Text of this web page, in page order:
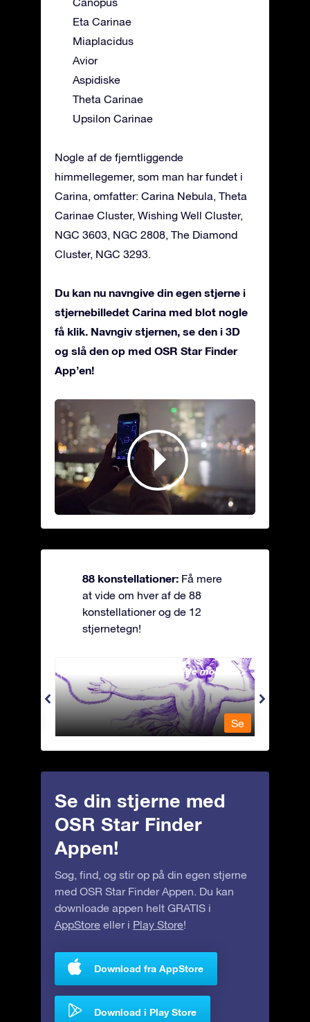
Eta Carinae
Miaplacidus
Avior
Aspidiske
Theta Carinae
Upsilon Carinae
Nogle af de fjerntliggende
himmellegemer, som man har fundet i
Carina, omfatter: Carina Nebula, Theta
Carinae Cluster, Wishing Well Cluster,
NGC 3603, NGC 2808, The Diamond
Cluster, NGC 3293.
Du kan nu navngive din egen stjerne i
stjernebilledet Carina med blot nogle
få klik. Navngiv stjernen, se den i 3D
og slå den op med OSR Star Finder
App’en!
88 konstellationer: Få mere
at vide om hver af de 88
konstellationer og de 12
stjernetegn!
Andromeda - Den lænkede mø
Se
Se din stjerne med
OSR Star Finder
Appen!
Søg, find, og stir op på din egen stjerne
med OSR Star Finder Appen. Du kan
downloade appen helt GRATIS i
AppStore eller i Play Store!
Download fra AppStore
Download i Play Store